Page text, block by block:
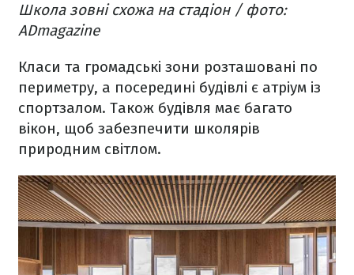
Школа зовні схожа на стадіон / фото:
ADmagazine
Класи та громадські зони розташовані по
периметру, а посередині будівлі є атріум із
спортзалом. Також будівля має багато
вікон, щоб забезпечити школярів
природним світлом.